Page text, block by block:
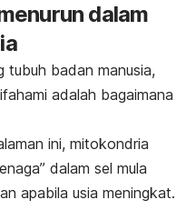
dalam
badan manusia,
adalah bagaimana
ini, mitokondria
dalam sel mula
apabila usia meningkat.